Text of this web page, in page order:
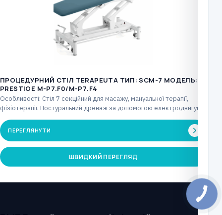
ПРОЦЕДУРНИЙ СТІЛ TERAPEUTA ТИП: SCM-7 МОДЕЛЬ:
PRESTIGE М-P7.F0/М-P7.F4
Особливості: Стіл 7 секційний для масажу, мануальної терапії,
фізіотерапії. Постуральний дренаж за допомогою електродвигуна,
ПЕРЕГЛЯНУТИ
ШВИДКИЙ ПЕРЕГЛЯД